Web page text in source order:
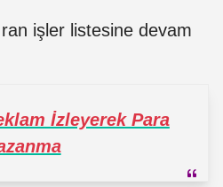
işler listesine devam
İzleyerek Para